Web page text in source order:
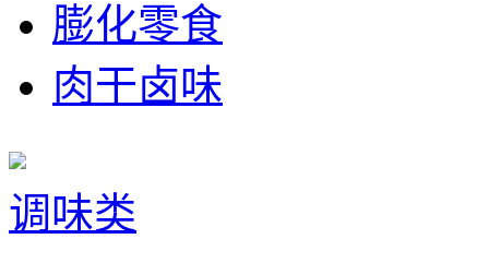
膨化零食
肉干卤味
调味类